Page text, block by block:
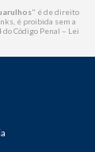
" é de direito
é proibida sem a
Código Penal – Lei